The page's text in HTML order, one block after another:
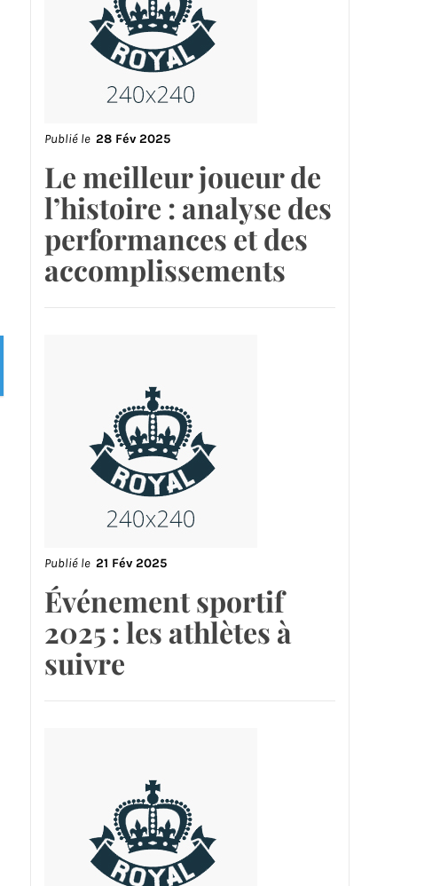
Publié le 28 Fév 2025
Le meilleur joueur de
l’histoire : analyse des
performances et des
accomplissements
Publié le 21 Fév 2025
Événement sportif
2025 : les athlètes à
suivre